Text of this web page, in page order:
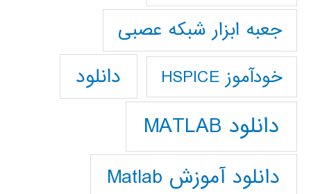
جعبه ابزار شبکه عصبی
خودآموز HSPICE دانلود
دانلود MATLAB
دانلود آموزش Matlab